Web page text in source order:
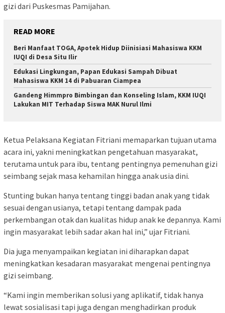
gizi dari Puskesmas Pamijahan.
READ MORE
Beri Manfaat TOGA, Apotek Hidup Diinisiasi Mahasiswa KKM
IUQI di Desa Situ Ilir
Edukasi Lingkungan, Papan Edukasi Sampah Dibuat
Mahasiswa KKM 14 di Pabuaran Ciampea
Gandeng Himmpro Bimbingan dan Konseling Islam, KKM IUQI
Lakukan MIT Terhadap Siswa MAK Nurul Ilmi
Ketua Pelaksana Kegiatan Fitriani memaparkan tujuan utama
acara ini, yakni meningkatkan pengetahuan masyarakat,
terutama untuk para ibu, tentang pentingnya pemenuhan gizi
seimbang sejak masa kehamilan hingga anak usia dini.
Stunting bukan hanya tentang tinggi badan anak yang tidak
sesuai dengan usianya, tetapi tentang dampak pada
perkembangan otak dan kualitas hidup anak ke depannya. Kami
ingin masyarakat lebih sadar akan hal ini,” ujar Fitriani.
Dia juga menyampaikan kegiatan ini diharapkan dapat
meningkatkan kesadaran masyarakat mengenai pentingnya
gizi seimbang.
“Kami ingin memberikan solusi yang aplikatif, tidak hanya
lewat sosialisasi tapi juga dengan menghadirkan produk